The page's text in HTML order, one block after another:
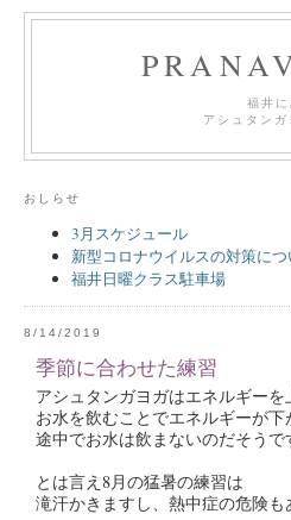
福井
アシュタン
おしらせ
3月スケジュール
新型コロナウイルスの対策につ
福井日曜クラス駐車場
8/14/2019
季節に合わせた練習
アシュタンガヨガはエネルギーを
お水を飲むことでエネルギーが下
途中でお水は飲まないのだそうで
とは言え8月の猛暑の練習は
滝汗かきますし、熱中症の危険も